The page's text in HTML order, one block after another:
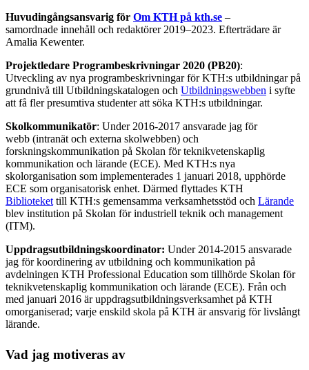
Huvudingångsansvarig för Om KTH på kth.se –
samordnade innehåll och redaktörer 2019–2023. Efterträdare är
Amalia Kewenter.
Projektledare Programbeskrivningar 2020 (PB20):
Utveckling av nya programbeskrivningar för KTH:s utbildningar på
grundnivå till Utbildningskatalogen och Utbildningswebben i syfte
att få fler presumtiva studenter att söka KTH:s utbildningar.
Skolkommunikatör: Under 2016-2017 ansvarade jag för
webb (intranät och externa skolwebben) och
forskningskommunikation på Skolan för teknikvetenskaplig
kommunikation och lärande (ECE). Med KTH:s nya
skolorganisation som implementerades 1 januari 2018, upphörde
ECE som organisatorisk enhet. Därmed flyttades KTH
Biblioteket till KTH:s gemensamma verksamhetsstöd och Lärande
blev institution på Skolan för industriell teknik och management
(ITM).
Uppdragsutbildningskoordinator: Under 2014-2015 ansvarade
jag för koordinering av utbildning och kommunikation på
avdelningen KTH Professional Education som tillhörde Skolan för
teknikvetenskaplig kommunikation och lärande (ECE). Från och
med januari 2016 är uppdragsutbildningsverksamhet på KTH
omorganiserad; varje enskild skola på KTH är ansvarig för livslångt
lärande.
Vad jag motiveras av